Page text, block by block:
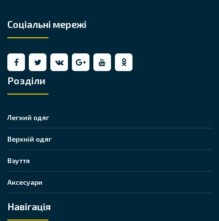
Соціальні мережі
Розділи
Легкий одяг
Верхній одяг
Взуття
Аксесуари
Навігація